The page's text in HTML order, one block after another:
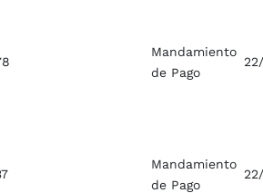
Mandamiento
de Pago
Mandamiento
de Pago